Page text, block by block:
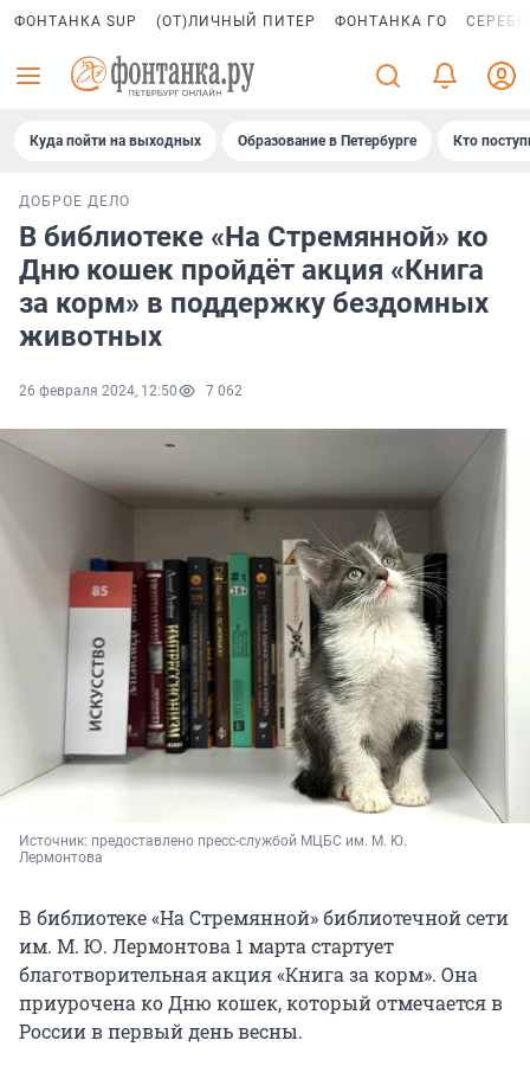
ФОНТАНКА SUP (ОТ)ЛИЧНЫЙ ПИТЕР ФОНТАНКА ГО
Куда пойти на выходных Образование в Петербурге Кто
ДОБРОЕ ДЕЛО
В библиотеке «На Стремянной» ко
Дню кошек пройдёт акция «Книга
за корм» в поддержку бездомных
животных
26 февраля 2024, 12:50 7 062
Источник: предоставлено пресс-службой МЦБС им. М. Ю.
Лермонтова
В библиотеке «На Стремянной» библиотечной сети
им. М. Ю. Лермонтова 1 марта стартует
благотворительная акция «Книга за корм». Она
приурочена ко Дню кошек, который отмечается в
России в первый день весны.